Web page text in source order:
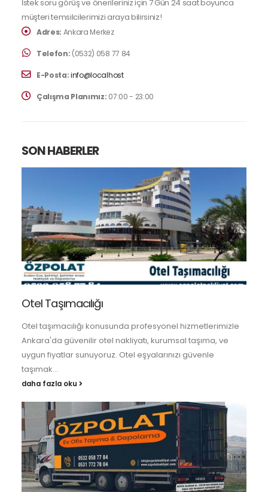
İstek soru görüş ve önerileriniz için 7 Gün 24 saat boyunca
müşteri temsilcilerimizi araya bilirsiniz!
Adres: Ankara Merkez
Telefon: (0532) 058 77 84
E-Posta:info@localhost
Çalışma Planımız: 07:00 - 23:00
SON HABERLER
Otel Taşımacılığı
Otel taşımacılığı konusunda profesyonel hizmetlerimizle
Ankara'da güvenilir otel nakliyatı, kurumsal taşıma, ve
uygun fiyatlar sunuyoruz. Otel eşyalarınızı güvenle
taşımak...
daha fazla oku